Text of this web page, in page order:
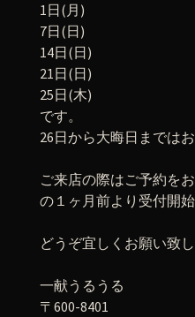
1日(月)
7日(日)
14日(日)
21日(日)
25日(木)
です。
26日から大晦日までは
ご来店の際はご予約を
の１ヶ月前より受付開
どうぞ宜しくお願い致し
一献うるうる
〒600-8401